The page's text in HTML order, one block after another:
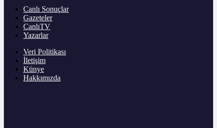
Canlı Sonuçlar
Gazeteler
CanlıTV
Yazarlar
Veri Politikası
İletişim
Künye
Hakkımızda